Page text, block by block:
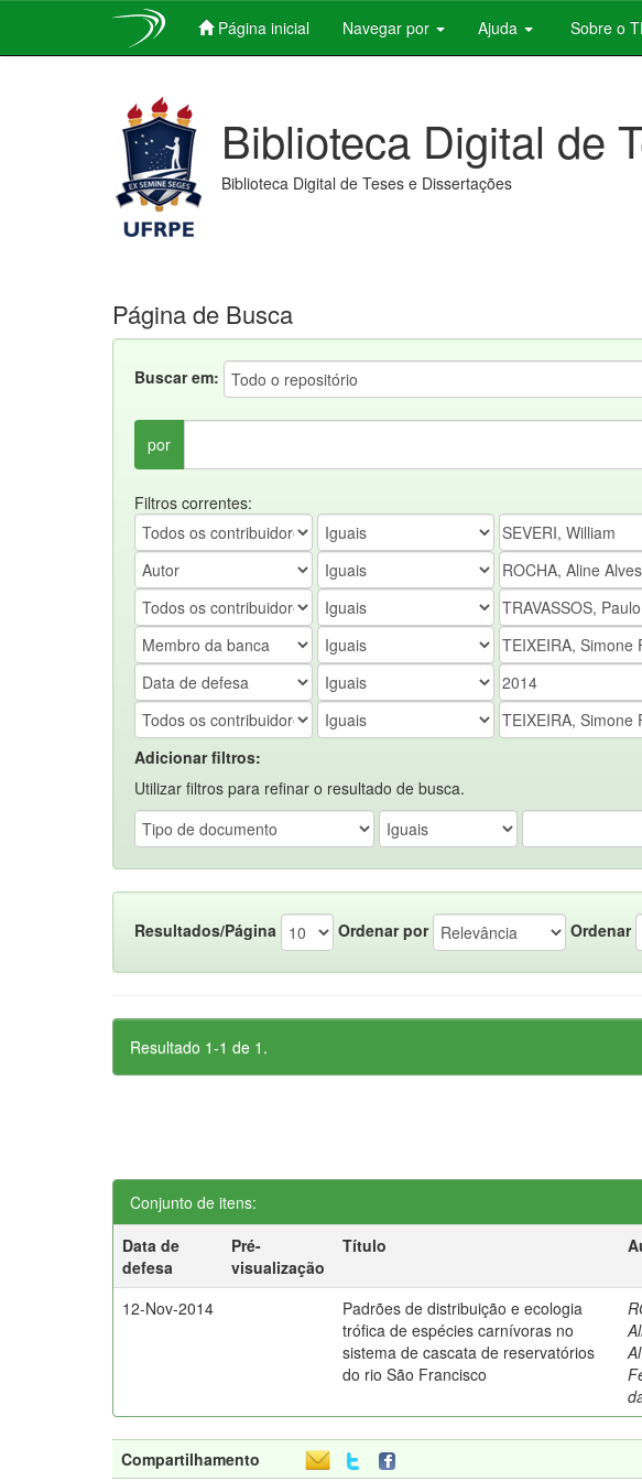
Página inicial Navegar por Ajuda Sobre o
Biblioteca Digital de
Biblioteca Digital de Teses e Dissertações
Página de Busca
Buscar em:
por
Filtros correntes:
Adicionar filtros:
Utilizar filtros para refinar o resultado de busca.
Resultados/Página Ordenar por Ordenar
Resultado 1-1 de 1.
Conjunto de itens:
Data de
defesa
Pré-
visualização
Título
12-Nov-2014
Padrões de distribuição e ecologia
trófica de espécies carnívoras no
sistema de cascata de reservatórios
do rio São Francisco
Compartilhamento